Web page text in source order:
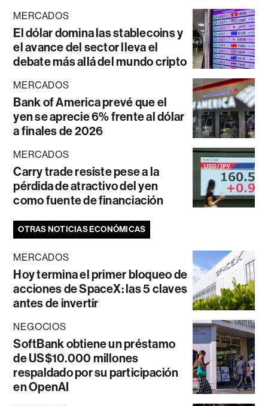
MERCADOS
El dólar domina las stablecoins y
el avance del sector lleva el
debate más allá del mundo cripto
MERCADOS
Bank of America prevé que el
yen se aprecie 6% frente al dólar
a finales de 2026
MERCADOS
Carry trade resiste pese a la
pérdida de atractivo del yen
como fuente de financiación
OTRAS NOTICIAS ECONÓMICAS
MERCADOS
Hoy termina el primer bloqueo de
acciones de SpaceX: las 5 claves
antes de invertir
NEGOCIOS
SoftBank obtiene un préstamo
de US$10.000 millones
respaldado por su participación
en OpenAI